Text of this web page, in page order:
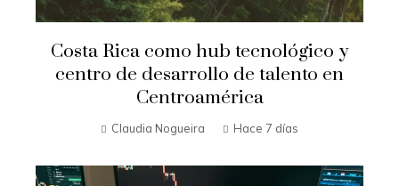
Costa Rica como hub tecnológico y
centro de desarrollo de talento en
Centroamérica
Claudia Nogueira Hace 7 días